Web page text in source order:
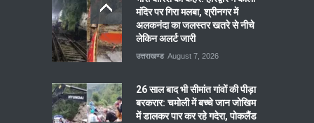
मंदिर पर गिरा मलबा, श्रीनगर में
अलकनंदा का जलस्तर खतरे से नीचे
लेकिन अलर्ट जारी
उत्तराखण्ड August 7, 2026
26 साल बाद भी सीमांत गांवों की पीड़ा
बरकरार: चमोली में बच्चे जान जोखिम
में डालकर पार कर रहे गदेरा, पोकलैंड